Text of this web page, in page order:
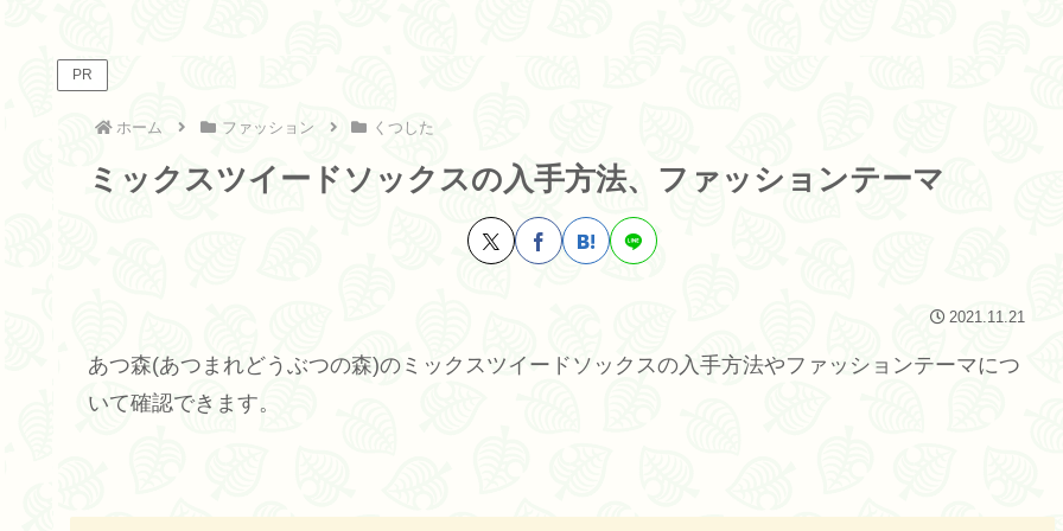
PR
ホーム ファッション くつした
ミックスツイードソックスの入手方法、ファッションテーマ
2021.11.21
あつ森(あつまれどうぶつの森)のミックスツイードソックスの入手方法やファッションテーマにつ
いて確認できます。